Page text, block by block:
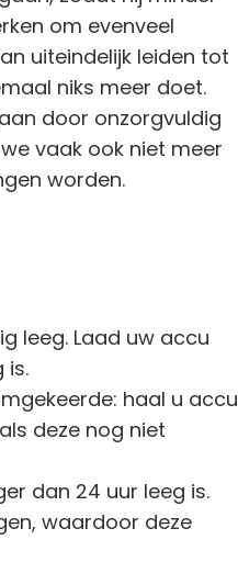
om evenveel
uiteindelijk leiden tot
niks meer doet.
door onzorgvuldig
vaak ook niet meer
worden.
leeg. Laad uw accu
is.
haal u accu
deze nog niet
dan 24 uur leeg is.
waardoor deze